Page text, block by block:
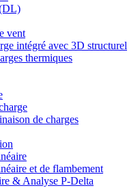
vent
intégré avec 3D structurel
thermiques
de charges
et de flambement
& Analyse P-Delta